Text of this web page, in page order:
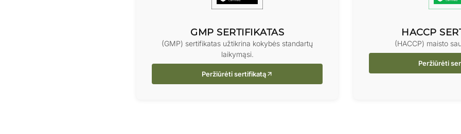
GMP SERTIFIKATAS
(GMP) sertifikatas užtikrina kokybės standartų
laikymąsi.
Peržiūrėti sertifikatą
HACCP
(HACCP) maisto
Peržiūrėti